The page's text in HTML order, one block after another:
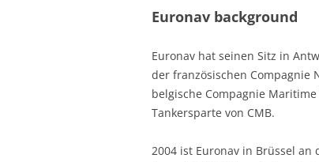
Euronav background
Euronav hat seinen Sitz in
der französischen Compagnie
belgische Compagnie
Tankersparte von CMB.
2004 ist Euronav in Brüssel an